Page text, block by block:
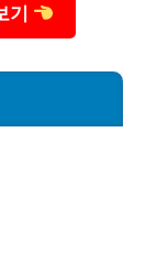
기